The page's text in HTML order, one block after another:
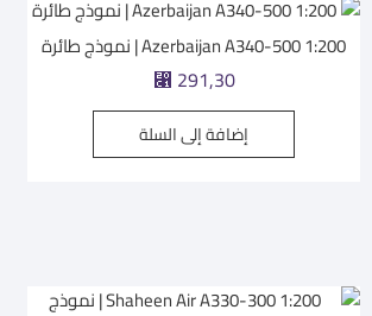
Azerbaijan A340-500 1:200 | نموذج طائرة
⃁ 291,30
إضافة إلى السلة